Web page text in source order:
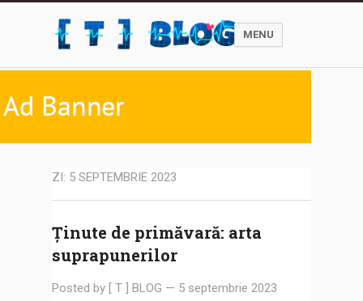
MENU
ZI: 5 SEPTEMBRIE 2023
Ținute de primăvară: arta
suprapunerilor
Posted by [ T ] BLOG — 5 septembrie 2023